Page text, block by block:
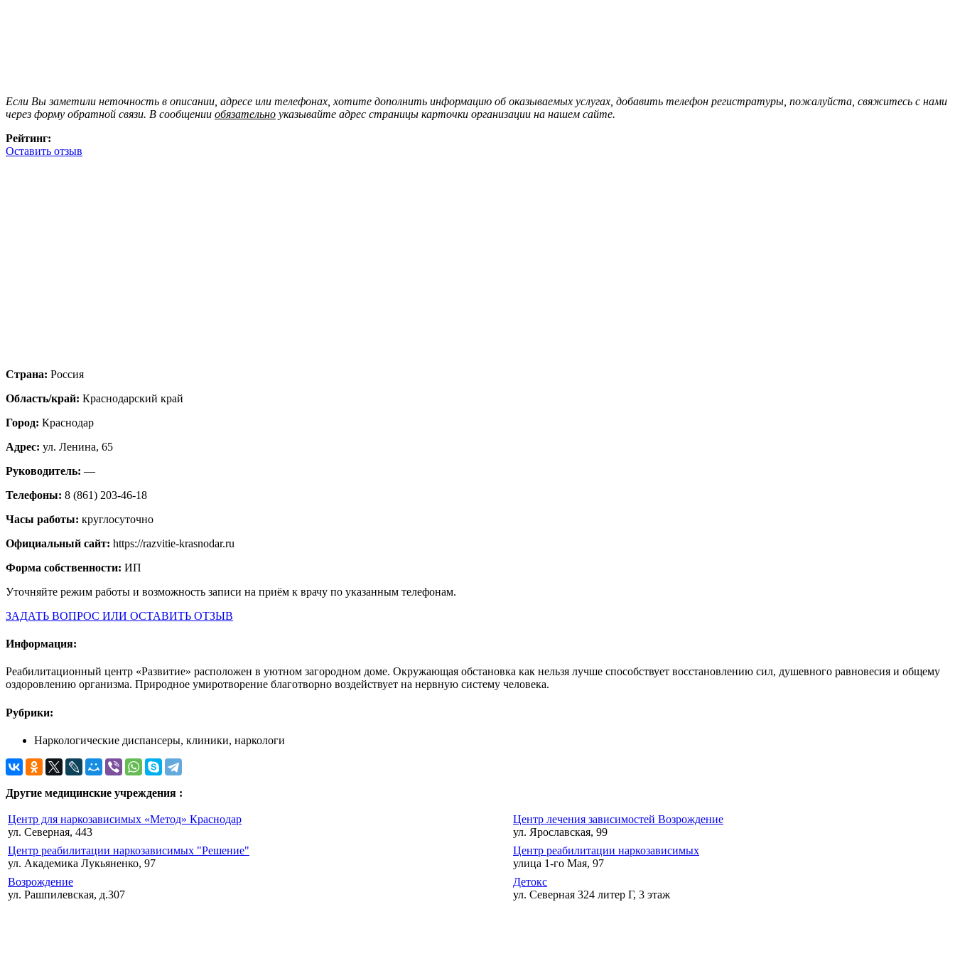
Если Вы заметили неточность в описании, адресе или телефонах, хотите дополнить информацию об оказываемых услугах, добавить телефон регистратуры, пожалуйста, свяжитесь с нами
через форму обратной связи. В сообщении обязательно указывайте адрес страницы карточки организации на нашем сайте.
Рейтинг:
Оставить отзыв
Страна: Россия
Область/край: Краснодарский край
Город: Краснодар
Адрес: ул. Ленина, 65
Руководитель: —
Телефоны: 8 (861) 203-46-18
Часы работы: круглосуточно
Официальный сайт: https://razvitie-krasnodar.ru
Форма собственности: ИП
Уточняйте режим работы и возможность записи на приём к врачу по указанным телефонам.
ЗАДАТЬ ВОПРОС ИЛИ ОСТАВИТЬ ОТЗЫВ
Информация:
Реабилитационный центр «Развитие» расположен в уютном загородном доме. Окружающая обстановка как нельзя лучше способствует восстановлению сил, душевного равновесия и общему
оздоровлению организма. Природное умиротворение благотворно воздействует на нервную систему человека.
Рубрики:
Наркологические диспансеры, клиники, наркологи
Другие медицинские учреждения :
Центр для наркозависимых «Метод» Краснодар
ул. Северная, 443
Центр лечения зависимостей Возрождение
ул. Ярославская, 99
Центр реабилитации наркозависимых "Решение"
ул. Академика Лукьяненко, 97
Центр реабилитации наркозависимых
улица 1-го Мая, 97
Возрождение
ул. Рашпилевская, д.307
Детокс
ул. Северная 324 литер Г, 3 этаж